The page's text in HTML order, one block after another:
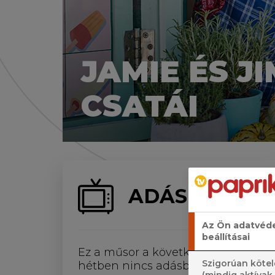
JAMIE ÉS
CSATÁI
ADÁS
Ez a műsor a következő négy
hétben nincs adásban.
Az Ön
beállításai
Szigorúan